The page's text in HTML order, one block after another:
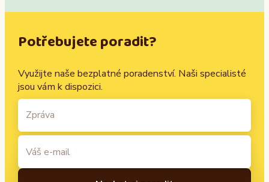
Potřebujete poradit?
Využijte naše bezplatné poradenství. Naši specialisté
jsou vám k dispozici.